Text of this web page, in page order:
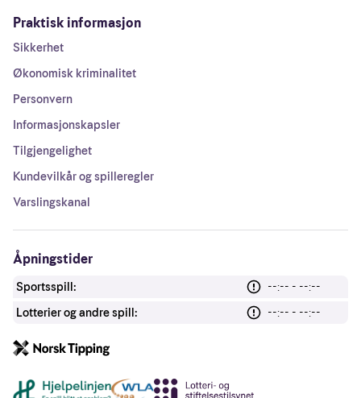
Praktisk informasjon
Sikkerhet
Økonomisk kriminalitet
Personvern
Informasjonskapsler
Tilgjengelighet
Kundevilkår og spilleregler
Varslingskanal
Åpningstider
Sportsspill:
--:-- - --:--
Lotterier og andre spill:
--:-- - --:--
Andre lenker